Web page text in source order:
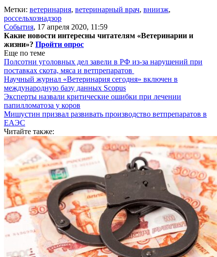
Метки: ветеринария, ветеринарный врач, вниизж,
россельхознадзор
События, 17 апреля 2020, 11:59
Какие новости интересны читателям «Ветеринарии и
жизни»? Пройти опрос
Еще по теме
Полсотни уголовных дел завели в РФ из-за нарушений при
поставках скота, мяса и ветпрепаратов
Научный журнал «Ветеринария сегодня» включен в
международную базу данных Scopus
Эксперты назвали критические ошибки при лечении
папилломатоза у коров
Мишустин призвал развивать производство ветпрепаратов в
ЕАЭС
Читайте также: